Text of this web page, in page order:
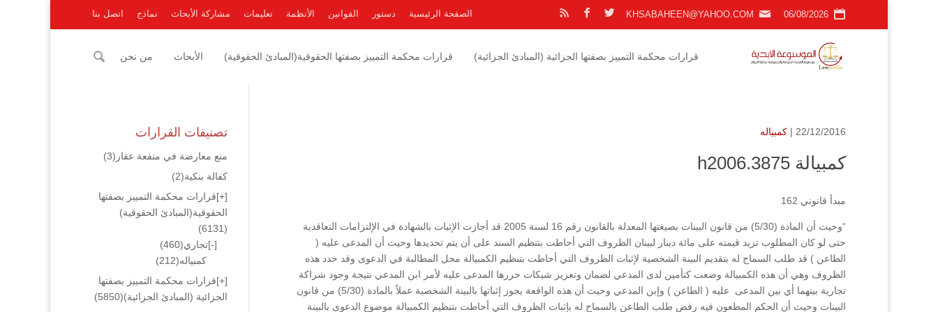
06/08/2026
KHSABAHEEN@YAHOO.COM الصفحة الرئيسية دستور القوانين الأنظمة تعليمات مشاركة الأبحاث نماذج اتصل بنا
قرارات محكمة التمييز بصفتها الجزائية (المبادئ الجزائية) قرارات محكمة التمييز بصفتها الحقوقية(المبادئ الحقوقية) الأبحاث من نحن
22/12/2016 | كمبياله
كمبيالة h2006.3875
مبدأ قانوني 162
“وحيث أن المادة (5/30) من قانون البينات بصيغتها المعدلة بالقانون رقم 16 لسنة 2005 قد أجازت الإثبات بالشهادة في الإلتزامات التعاقدية
حتى لو كان المطلوب تزيد قيمته على مائة دينار لبينان الظروف التي أحاطت بتنظيم السند على أن يتم تحديدها وحيث أن المدعى عليه (
الطاعن ) قد طلب السماح له بتقديم البينة الشخصية لإثبات الظروف التي أحاطت بتنظيم الكمبيالة محل المطالبة في الدعوى وقد حدد هذه
الظروف وهي أن هذه الكمبيالة وضعت كتأمين لدى المدعي لضمان وتعزيز شيكات حررها المدعى عليه لأمر ابن المدعي نتيجة وجود شراكة
تجارية بينهما أي بين المدعى عليه ( الطاعن ) وإبن المدعي وحيث أن هذه الواقعة يجوز إثباتها بالبينة الشخصية عملاً بالمادة (5/30) من قانون
البينات وحيث أن الحكم المطعون فيه رفض طلب الطاعن بالسماح له بإثبات الظروف التي أحاطت بتنظيم الكمبيالة موضوع الدعوى بالبينة
تصنيفات القرارات
منع معارضة في منفعة عقار (3)
كفالة بنكية(2)
[+]قرارات محكمة التمييز بصفتها
الحقوقية(المبادئ الحقوقية)
(6131)
[-]تجاري(460)
كمبياله(212)
[+]قرارات محكمة التمييز بصفتها
الجزائية (المبادئ الجزائية)(5850)